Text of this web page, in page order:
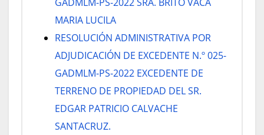
MARIA LUCILA
RESOLUCIÓN ADMINISTRATIVA POR
ADJUDICACIÓN DE EXCEDENTE N.º 025-
GADMLM-PS-2022 EXCEDENTE DE
TERRENO DE PROPIEDAD DEL SR.
EDGAR PATRICIO CALVACHE
SANTACRUZ.